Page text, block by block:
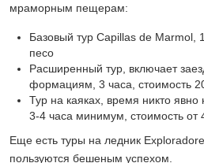
мраморным пещерам:
Базовый тур Capillas de Marmol,
песо
Расширенный тур, включает
формациям, 3 часа, стоимость
Тур на каяках, время никто
3-4 часа минимум, стоимость от
Еще есть туры на ледник
пользуются бешеным успехом.